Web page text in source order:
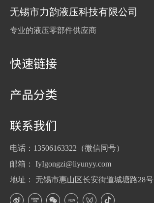
无锡市力韵液压科技有限公司
专业的液压零部件供应商
快速链接
产品分类
联系我们
电话：13506163322（微信同号）
邮箱： IyIgongzi@liyunyy.com
地址： 无锡市惠山区长安街道城塘路28号